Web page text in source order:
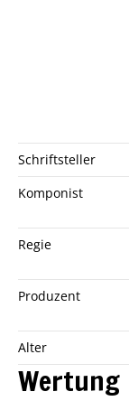
Schriftsteller
Komponist
Regie
Produzent
Alter
Wertung